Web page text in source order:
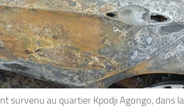
survenu au quartier Kpodji Agongo, dans la